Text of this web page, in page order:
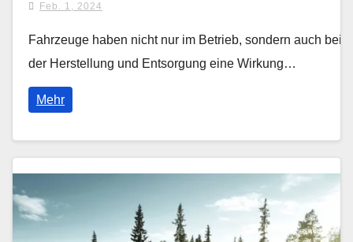
Feb. 1, 2024
Fahrzeuge haben nicht nur im Betrieb, sondern auch bei
der Herstellung und Entsorgung eine Wirkung…
Mehr